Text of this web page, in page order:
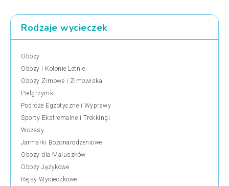
Rodzaje wycieczek
Obozy
Obozy i Kolonie Letnie
Obozy Zimowe i Zimowiska
Pielgrzymki
Podróże Egzotyczne i Wyprawy
Sporty Ekstremalne i Trekkingi
Wczasy
Jarmarki Bożonarodzeniowe
Obozy dla Maluszków
Obozy Językowe
Rejsy Wycieczkowe